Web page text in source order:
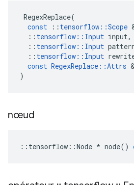
RegexReplace(
const
:: tensorflow ::Scope
:: tensorflow :: Input input,
:: tensorflow :: Input
:: tensorflow :: Input
const RegexReplace ::Attrs &
)
nœud
:: tensorflow ::Node * node()